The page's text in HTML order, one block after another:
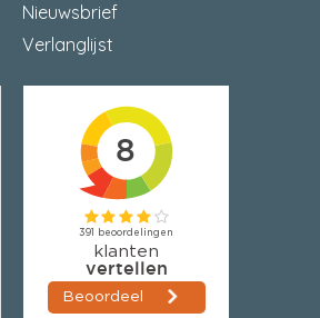
Nieuwsbrief
Verlanglijst